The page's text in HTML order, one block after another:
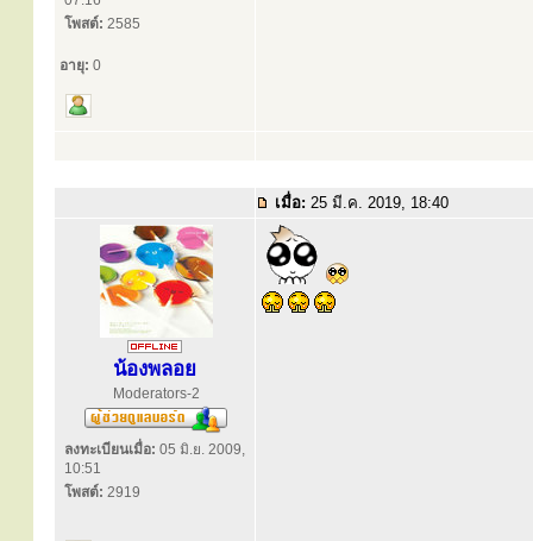
โพสต์: 2585
อายุ: 0
เมื่อ: 25 มี.ค. 2019, 18:40
น้องพลอย
Moderators-2
ลงทะเบียนเมื่อ: 05 มิ.ย. 2009,
10:51
โพสต์: 2919